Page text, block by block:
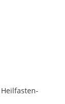
Heilfasten-